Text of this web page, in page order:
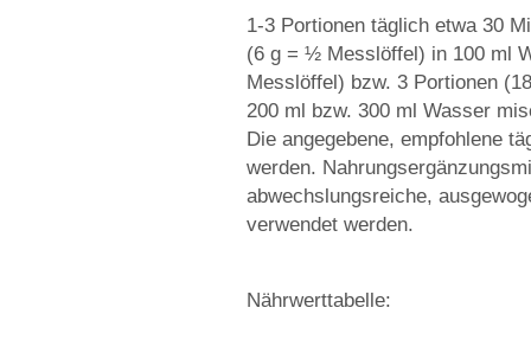
1-3 Portionen täglich etwa 30
(6 g = ½ Messlöffel) in 100 ml
Messlöffel) bzw. 3 Portionen
200 ml bzw. 300 ml Wasser
Die angegebene, empfohlene
werden.
abwechslungsreiche,
verwendet werden.
Nährwerttabelle: